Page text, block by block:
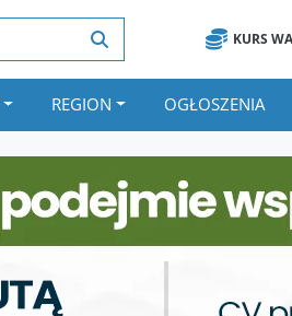
KURS
REGION OGŁOSZENIA